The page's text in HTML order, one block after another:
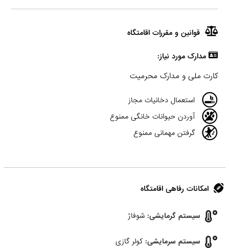
قوانین و مقررات اقامتگاه
مدارک مورد نیاز:
کارت ملی و مدارک محرمیت
استعمال دخانیات مجاز
آوردن حیوانات خانگی ممنوع
گرفتن مهمانی ممنوع
امکانات رفاهی اقامتگاه
سیستم گرمایشی: شوفاژ
سیستم سرمایشی: کولر گازی